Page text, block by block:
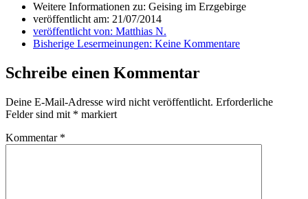
Weitere Informationen zu: Geising im Erzgebirge
veröffentlicht am: 21/07/2014
veröffentlicht von: Matthias N.
Bisherige Lesermeinungen: Keine Kommentare
Schreibe einen Kommentar
Deine E-Mail-Adresse wird nicht veröffentlicht. Erforderliche
Felder sind mit * markiert
Kommentar *